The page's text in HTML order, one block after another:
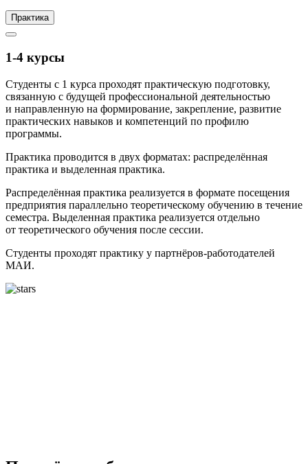
Практика
1-4 курсы
Студенты с 1 курса проходят практическую подготовку,
связанную с будущей профессиональной деятельностью
и направленную на формирование, закрепление, развитие
практических навыков и компетенций по профилю
программы.
Практика проводится в двух форматах: распределённая
практика и выделенная практика.
Распределённая практика реализуется в формате посещения
предприятия параллельно теоретическому обучению в течение
семестра. Выделенная практика реализуется отдельно
от теоретического обучения после сессии.
Студенты проходят практику у партнёров-работодателей
МАИ.